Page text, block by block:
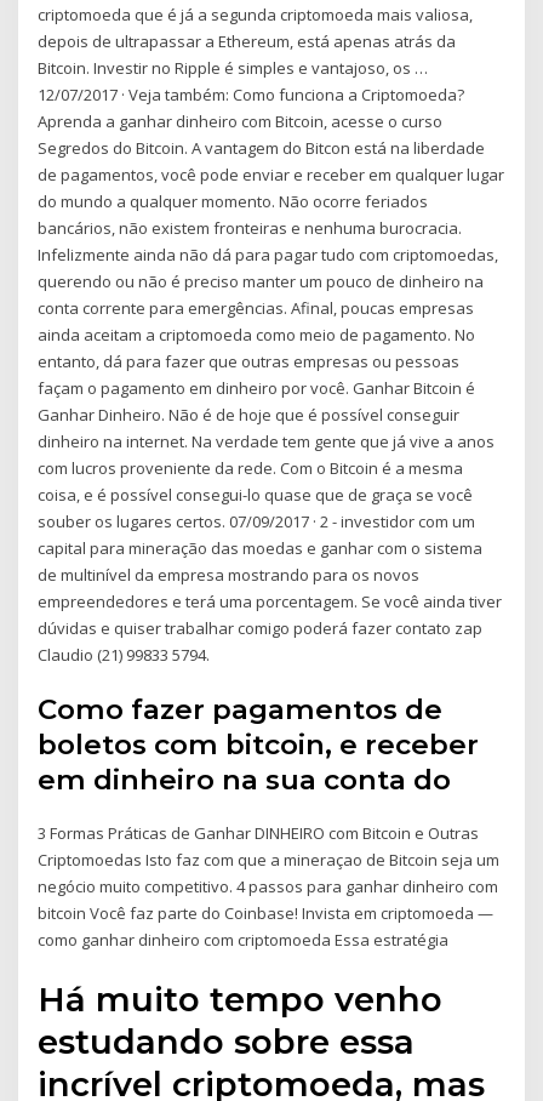
criptomoeda que é já a segunda criptomoeda mais valiosa,
depois de ultrapassar a Ethereum, está apenas atrás da
Bitcoin. Investir no Ripple é simples e vantajoso, os …
12/07/2017 · Veja também: Como funciona a Criptomoeda?
Aprenda a ganhar dinheiro com Bitcoin, acesse o curso
Segredos do Bitcoin. A vantagem do Bitcon está na liberdade
de pagamentos, você pode enviar e receber em qualquer lugar
do mundo a qualquer momento. Não ocorre feriados
bancários, não existem fronteiras e nenhuma burocracia.
Infelizmente ainda não dá para pagar tudo com criptomoedas,
querendo ou não é preciso manter um pouco de dinheiro na
conta corrente para emergências. Afinal, poucas empresas
ainda aceitam a criptomoeda como meio de pagamento. No
entanto, dá para fazer que outras empresas ou pessoas
façam o pagamento em dinheiro por você. Ganhar Bitcoin é
Ganhar Dinheiro. Não é de hoje que é possível conseguir
dinheiro na internet. Na verdade tem gente que já vive a anos
com lucros proveniente da rede. Com o Bitcoin é a mesma
coisa, e é possível consegui-lo quase que de graça se você
souber os lugares certos. 07/09/2017 · 2 - investidor com um
capital para mineração das moedas e ganhar com o sistema
de multinível da empresa mostrando para os novos
empreendedores e terá uma porcentagem. Se você ainda tiver
dúvidas e quiser trabalhar comigo poderá fazer contato zap
Claudio (21) 99833 5794.
Como fazer pagamentos de
boletos com bitcoin, e receber
em dinheiro na sua conta do
3 Formas Práticas de Ganhar DINHEIRO com Bitcoin e Outras
Criptomoedas Isto faz com que a mineraçao de Bitcoin seja um
negócio muito competitivo. 4 passos para ganhar dinheiro com
bitcoin Você faz parte do Coinbase! Invista em criptomoeda —
como ganhar dinheiro com criptomoeda Essa estratégia
Há muito tempo venho
estudando sobre essa
incrível criptomoeda, mas